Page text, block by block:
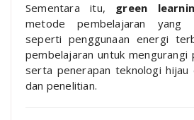
Sementara itu, green
metode pembelajaran yang
seperti penggunaan energi
pembelajaran untuk mengurangi
serta penerapan teknologi hijau
dan penelitian.